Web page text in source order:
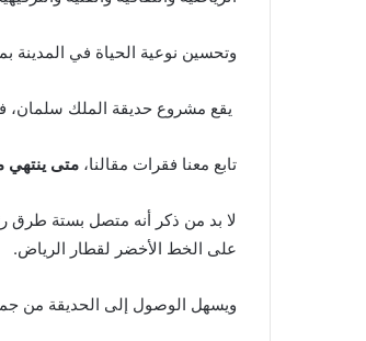
وتحسين نوعية الحياة في المدينة بما يتماشى مع
يقع مشروع حديقة الملك سلمان،
تابع معنا فقرات مقالنا، متى ينتهي
لا بد من ذكر أنه متصل بستة طرق
على الخط الأخضر لقطار الرياض.
ويسهل الوصول إلى الحديقة من